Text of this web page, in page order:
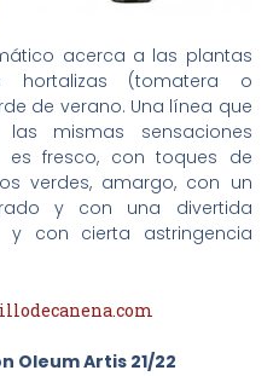
acerca a las plantas
(tomatera o
de verano. Una línea que
mismas sensaciones
es fresco, con toques de
verdes, amargo, con un
y con una divertida
y con cierta astringencia
Oleum Artis 21/22